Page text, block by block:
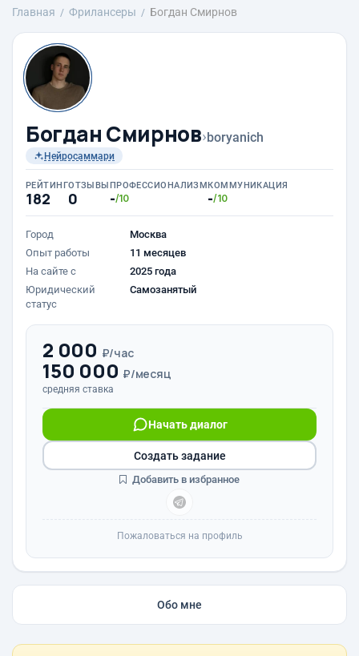
Главная Фрилансеры Богдан Смирнов
Богдан Смирнов›boryanich
Нейросаммари
РЕЙТИНГ
182
ОТЗЫВЫ
0
ПРОФЕССИОНАЛИЗМ
-/10
КОММУНИКАЦИЯ
-/10
Город
Москва
Опыт работы
11 месяцев
На сайте с
2025 года
Юридический
статус
Самозанятый
2 000 ₽/час
150 000 ₽/месяц
средняя ставка
Начать диалог
Создать задание
Добавить в избранное
Пожаловаться на профиль
Обо мне